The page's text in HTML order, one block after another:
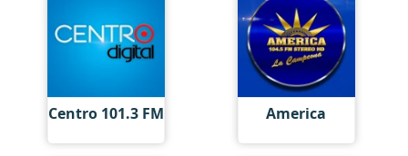
Centro 101.3 FM America